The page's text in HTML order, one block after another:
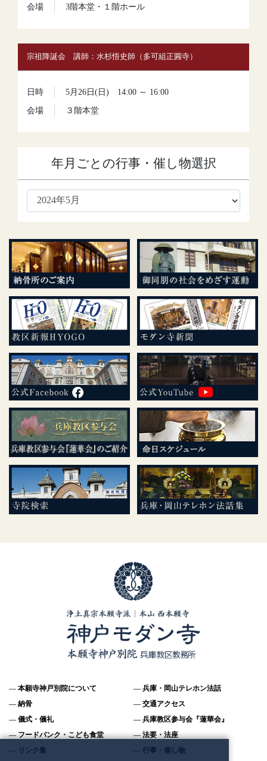
会場
3階本堂・１階ホール
宗祖降誕会 講師：水杉悟史師（多可組正圓寺）
日時
5月26日(日) 14:00 ～ 16:00
会場
３階本堂
年月ごとの行事・催し物選択
本願寺神戸別院について
兵庫・岡山テレホン法話
納骨
交通アクセス
儀式・儀礼
兵庫教区参与会『蓮華会』
フードバンク・こども食堂
法要・法座
リンク集
行事・催し物